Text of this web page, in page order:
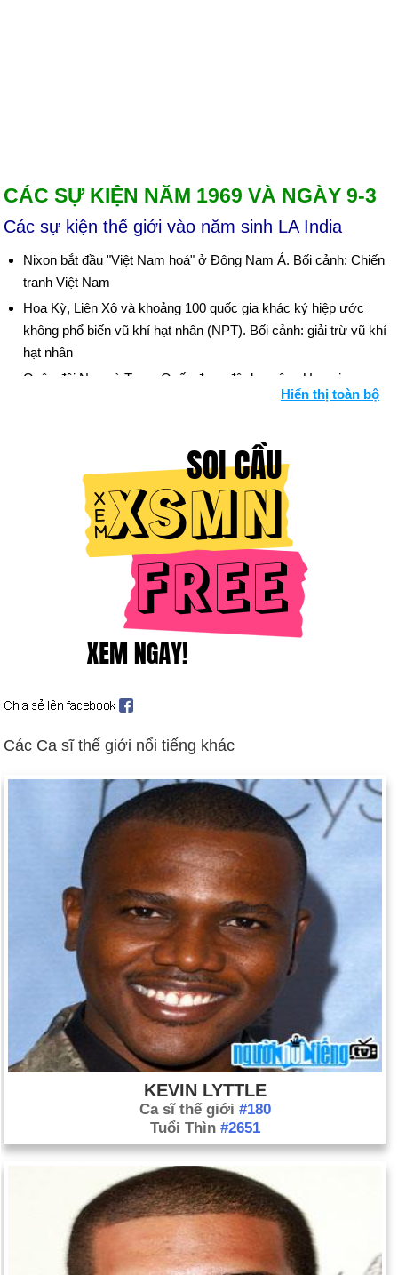
CÁC SỰ KIỆN NĂM 1969 VÀ NGÀY 9-3
Các sự kiện thế giới vào năm sinh LA India
Nixon bắt đầu "Việt Nam hoá" ở Đông Nam Á. Bối cảnh: Chiến
tranh Việt Nam
Hoa Kỳ, Liên Xô và khoảng 100 quốc gia khác ký hiệp ước
không phổ biến vũ khí hạt nhân (NPT). Bối cảnh: giải trừ vũ khí
hạt nhân
Quân đội Nga và Trung Quốc đụng độ dọc sông Ussuri.
Đại tá Muammar al-Qaddafi, 27 tuổi, phế truất Quốc vương
Ngày sinh LA India (9-3) trong lịch sử
Ngày 9-3 năm 1796: Napoléon Bonaparte kết hôn với
Josephine de Beauharnais, góa phụ của một cựu sĩ quan
Pháp bị hành quyết trong cuộc cách mạng.
Ngày 9-3 năm 1841: Tòa án tối cao phán quyết rằng các nô lệ
Amistad được tự do.
Ngày 9-3 năm 1862:Trận chiến đầu tiên giữa hai tàu không
quân, Monitor (Union) và Merrimack (Confederate) đã xảy ra,
Ngày 9-3 năm 1933:
FDR.
quyết của N.Y. Times kiện Sullivan.
Ngày 9-3 năm 1990:Tiến sĩ Antonia Novello đã tuyên thệ
nhậm chức với tư cách là người gốc Tây Ban Nha và phụ nữ
đầu tiên trở thành tướng bác sĩ phẫu thuật Hoa Kỳ.
Hiển thị toàn bộ
Các Ca sĩ thế giới nổi tiếng khác
KEVIN LYTTLE
Ca sĩ thế giới #180
Tuổi Thìn #2651